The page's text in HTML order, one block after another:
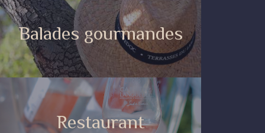
Balades gourmandes
Restaurant